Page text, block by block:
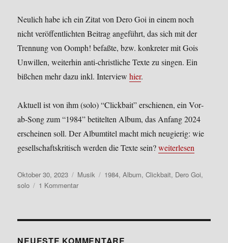
Neu­lich habe ich ein Zitat von Dero Goi in einem noch
nicht ver­öf­fent­lich­ten Bei­trag ange­führt, das sich mit der
Tren­nung von Oomph! befaß­te, bzw. kon­kre­ter mit Gois
Unwil­len, wei­ter­hin anti-christ­li­che Tex­te zu sin­gen. Ein
biß­chen mehr dazu inkl. Inter­viewhier.
Aktu­ell ist von ihm (solo) “Click­bait” erschie­nen, ein Vor­
ab-Song zum “1984” beti­tel­ten Album, das Anfang 2024
erschei­nen soll. Der Album­ti­tel macht mich neu­gie­rig: wie
gesell­schafts­kri­tisch wer­den die Tex­te sein?„Dero Goi –
wei­ter­le­sen
Veröffentlicht
am
Oktober 30, 2023 Kategorien
Musik Schlagwörter
1984,Album,Clickbait, Dero Goi,
solo
1 Kommentarzu
–
bait